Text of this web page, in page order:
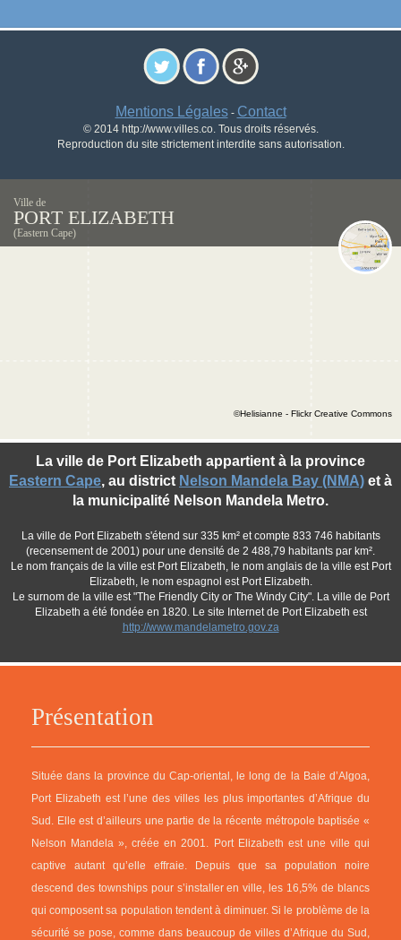
Mentions Légales- Contact
© 2014 http://www.villes.co. Tous droits réservés.
Reproduction du site strictement interdite sans autorisation.
Ville de
PORT ELIZABETH
(Eastern Cape)
Présentation
Située dans la province du Cap-oriental, le long de la Baie d’Algoa,
Port Elizabeth est l’une des villes les plus importantes d’Afrique du
Sud. Elle est d’ailleurs une partie de la récente métropole baptisée «
Nelson Mandela », créée en 2001. Port Elizabeth est une ville qui
captive autant qu’elle effraie. Depuis que sa population noire
descend des townships pour s’installer en ville, les 16,5% de blancs
qui composent sa population tendent à diminuer. Si le problème de la
sécurité se pose, comme dans beaucoup de villes d’Afrique du Sud,
La ville de Port Elizabeth appartient à la province
Eastern Cape, au district Nelson Mandela Bay (NMA) et à
la municipalité Nelson Mandela Metro.
La ville de Port Elizabeth s'étend sur 335 km² et compte 833 746 habitants
(recensement de 2001) pour une densité de 2 488,79 habitants par km².
Le nom français de la ville est Port Elizabeth, le nom anglais de la ville est Port
Elizabeth, le nom espagnol est Port Elizabeth.
Le surnom de la ville est "The Friendly City or The Windy City". La ville de Port
Elizabeth a été fondée en 1820. Le site Internet de Port Elizabeth est
http://www.mandelametro.gov.za
©Helisianne - Flickr Creative Commons